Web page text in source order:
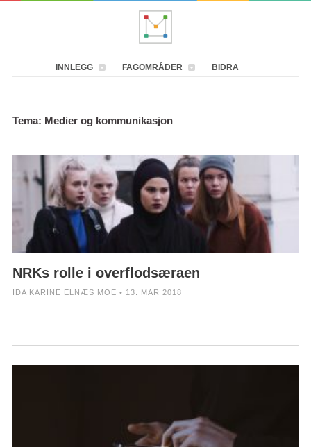
INNLEGG FAGOMRÅDER BIDRA
Tema: Medier og kommunikasjon
NRKs rolle i overflodsæraen
IDA KARINE ELNÆS MOE • 13. MAR 2018